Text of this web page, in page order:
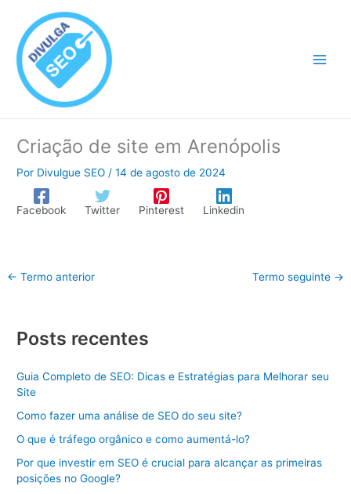
conteúdo
Criação de site em Arenópolis
Por Divulgue SEO /14 de agosto de 2024
Facebook Twitter Pinterest Linkedin
← Termo anterior Termo seguinte →
Posts recentes
Guia Completo de SEO: Dicas e Estratégias para Melhorar seu
Site
Como fazer uma análise de SEO do seu site?
O que é tráfego orgânico e como aumentá-lo?
Por que investir em SEO é crucial para alcançar as primeiras
posições no Google?